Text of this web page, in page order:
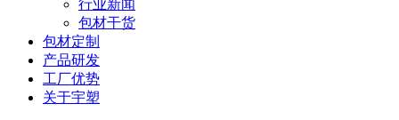
行业新闻
包材干货
包材定制
产品研发
工厂优势
关于宇塑